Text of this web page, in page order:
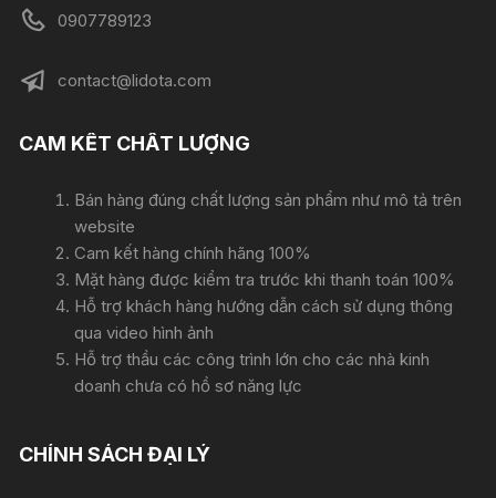
0907789123
contact@lidota.com
CAM KẾT CHẤT LƯỢNG
Bán hàng đúng chất lượng sản phẩm như mô tả trên
website
Cam kết hàng chính hãng 100%
Mặt hàng được kiểm tra trước khi thanh toán 100%
Hỗ trợ khách hàng hướng dẫn cách sử dụng thông
qua video hình ảnh
Hỗ trợ thầu các công trình lớn cho các nhà kinh
doanh chưa có hồ sơ năng lực
CHÍNH SÁCH ĐẠI LÝ